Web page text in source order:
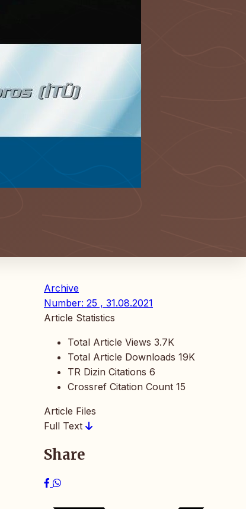
Archive
Number: 25 , 31.08.2021
Article Statistics
Total Article Views 3.7K
Total Article Downloads 19K
TR Dizin Citations 6
Crossref Citation Count 15
Article Files
Full Text
Share